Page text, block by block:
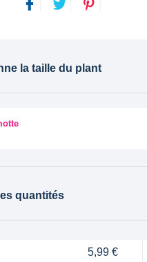
la taille du plant
quantités
5,99 €